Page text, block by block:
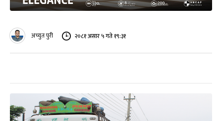
अच्युत पुरी २०८१ असार ५ गते १९:३१